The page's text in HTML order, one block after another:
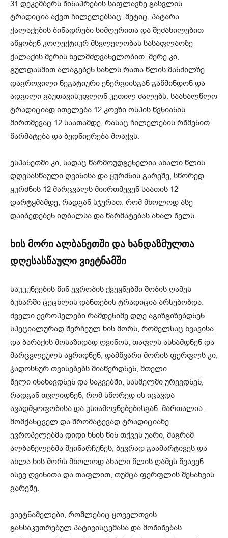
31 დეკემბერს წინაპრების საფლავზე გასვლის
ტრადიცია აქვთ ჩილელებსაც. მეტიც, პატარა
ქალაქების ბინადრები სიმღერითა და შეძახილებით
აწყობენ კოლექტიურ მსვლელობას სასაფლაოზე
ქალაქის მერის ხელმძღვანელობით, მერე კი,
გულდასმით ალაგებენ სახლს რათა წლის მანძილზე
დაგროვილი ნეგატიური ენერგიისგან გაწმინდონ და
ადგილი გაუთავისუფლონ კეთილ ძალებს. საახალწლო
ტრადიციად ითვლება 12 კოვზი ოსპის წვნიანის
მირთმევაც 12 საათამდე, რასაც ჩილელების რწმენით
წარმატება და ბედნიერება მოაქვს.
ესპანეთში კი, სადაც წარმოუდგენელია ახალი წლის
დღესასწაული ღვინისა და ყურძნის გარეშე, სწორედ
ყურძნის 12 მარცვალს მიირთმევენ საათის 12
დარტყმამდე, რადგან სჯერათ, რომ მხოლოდ ასე
დაიბედებენ იღბალსა და წარმატებას ახალ წელს.
ხის მორი ალბანეთში და ხანდაზმულთა
დღესასწაული ვიეტნამში
საუკუნეების წინ ევროპის ქვეყნებში შობის ღამეს
ბუხარში ცეცხლის დანთების ტრადიცია არსებობდა.
ძველი ევროპელები რამდენიმე დღე აგიზგიზებდნენ
სპეციალურად შერჩეულ ხის მორს, რომელსაც ხვავისა
და ბარაქის მოსაზიდად ღვინოს, თაფლს ასხამდნენ და
მარცვლეულს აყრიდნენ, დამწვარი მორის ფერფლს კი,
ჯადოსნურ თვისებებს მიაწერდნენ, მთელი
წელი ინახავდნენ და საკვებში, სასმელში ურევდნენ,
რადგან თვლიდნენ, რომ სწორედ ის იცავდა
ავადმყოფობისა და უსიამოვნებებისგან. მართალია,
მომქანცველ და შრომატევად ტრადიციაზე
ევროპელებმა დიდი ხნის წინ თქვეს უარი, მაგრამ
ალბანელებმა შეინარჩუნეს, ბევრად გაამარტივეს და
ახლა ხის მორს მხოლოდ ახალი წლის ღამეს წვავენ
ისევ ღვინითა და თაფლით, თუმცა ფერფლის შენახვის
გარეშე.
ვიეტნამელები, რომლებიც ყოველთვის
განსაკუთრებულ პატივისცემასა და მოწიწებას